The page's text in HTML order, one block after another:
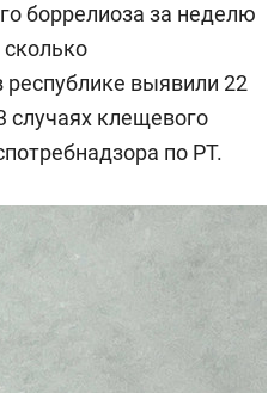
боррелиоза за неделю
республике выявили 22
случаях клещевого
по РТ.